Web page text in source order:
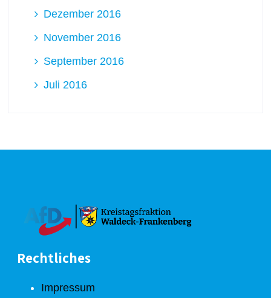
Dezember 2016
November 2016
September 2016
Juli 2016
Rechtliches
Impressum